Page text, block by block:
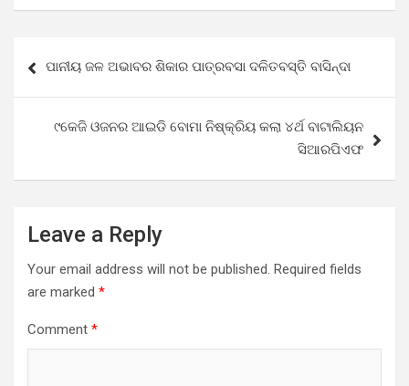
navigation
ପାନୀୟ ଜଳ ଅଭାବର ଶିକାର ପାତ୍ରବସା ଦଳିତବସ୍ତି ବାସିନ୍ଦା
୯କେଜି ଓଜନର ଆଇଡି ବୋମା ନିଷ୍କ୍ରିୟ କଲା ୪ର୍ଥ ବାଟାଲିୟନ
ସିଆରପିଏଫ
Leave a Reply
Your email address will not be published. Required fields
are marked *
Comment *